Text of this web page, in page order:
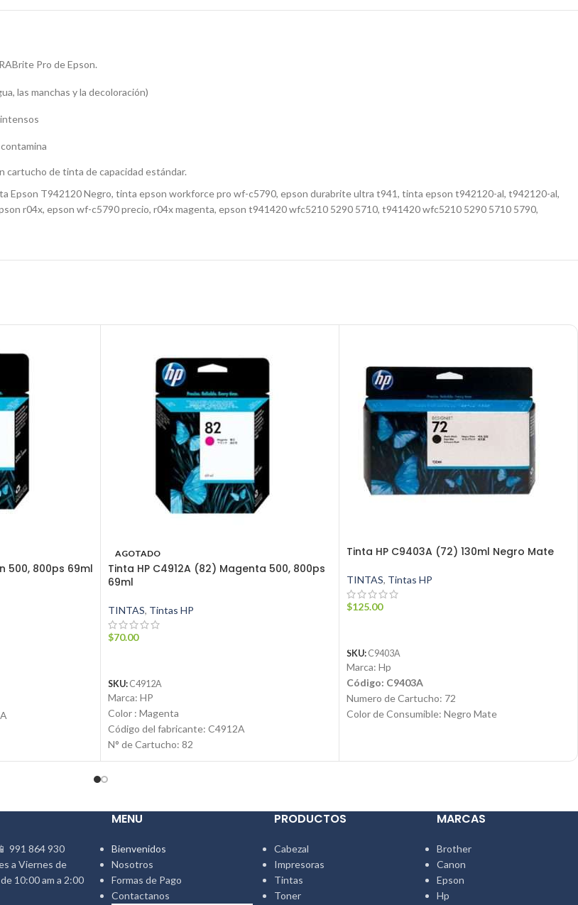
Pro de Epson.
las manchas y la decoloración)
cartucho de tinta de capacidad estándar.
Epson T942120 Negro, tinta epson workforce pro wf-c5790, epson durabrite ultra t941, tinta epson t942120-al, t942120-al,
r04x, epson wf-c5790 precio, r04x magenta, epson t941420 wfc5210 5290 5710, t941420 wfc5210 5290 5710 5790,
500, 800ps 69ml
Tinta®
AGOTADO
Tinta HP C4912A (82) Magenta 500, 800ps
69ml
TINTAS, Tintas HP
$70.00
SKU: C4912A
Marca: HP
Color : Magenta
Código del fabricante: C4912A
N° de Cartucho: 82
Volumen: 69ml
Email:ventas@jynsuministros.com
Tinta HP C9403A (72) 130ml Negro Mate
TINTAS, Tintas HP
$125.00
SKU: C9403A
Marca: Hp
Código: C9403A
Numero de Cartucho: 72
Color de Consumible: Negro Mate
Contenido: 130ml
51 991 864 930
991 864 930
a Viernes de
10:00 am a 2:00
MENU
Bienvenidos
Nosotros
Formas de Pago
Contactanos
PRODUCTOS
Cabezal
Impresoras
Tintas
Toner
MARCAS
Brother
Canon
Epson
Hp